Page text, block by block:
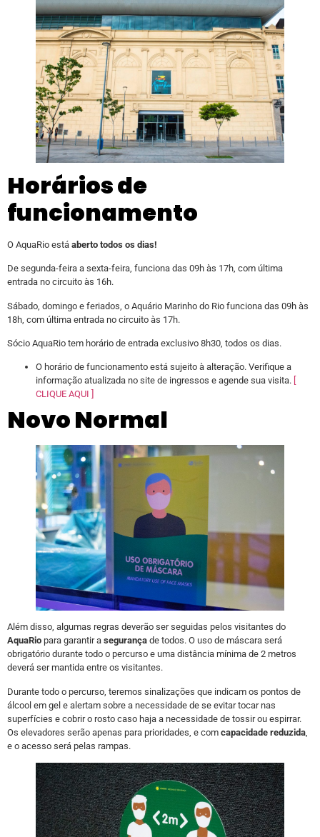
Horários de
funcionamento
O AquaRio está aberto todos os dias!
De segunda-feira a sexta-feira, funciona das 09h às 17h, com última
entrada no circuito às 16h.
Sábado, domingo e feriados, o Aquário Marinho do Rio funciona das 09h às
18h, com última entrada no circuito às 17h.
Sócio AquaRio tem horário de entrada exclusivo 8h30, todos os dias.
O horário de funcionamento está sujeito à alteração. Verifique a
informação atualizada no site de ingressos e agende sua visita.
CLIQUE AQUI ]
Novo Normal
Além disso, algumas regras deverão ser seguidas pelos visitantes do
AquaRio para garantir a segurança de todos. O uso de máscara será
obrigatório durante todo o percurso e uma distância mínima de 2 metros
deverá ser mantida entre os visitantes.
Durante todo o percurso, teremos sinalizações que indicam os pontos de
álcool em gel e alertam sobre a necessidade de se evitar tocar nas
superfícies e cobrir o rosto caso haja a necessidade de tossir ou espirrar.
Os elevadores serão apenas para prioridades, e com capacidade reduzida
e o acesso será pelas rampas.